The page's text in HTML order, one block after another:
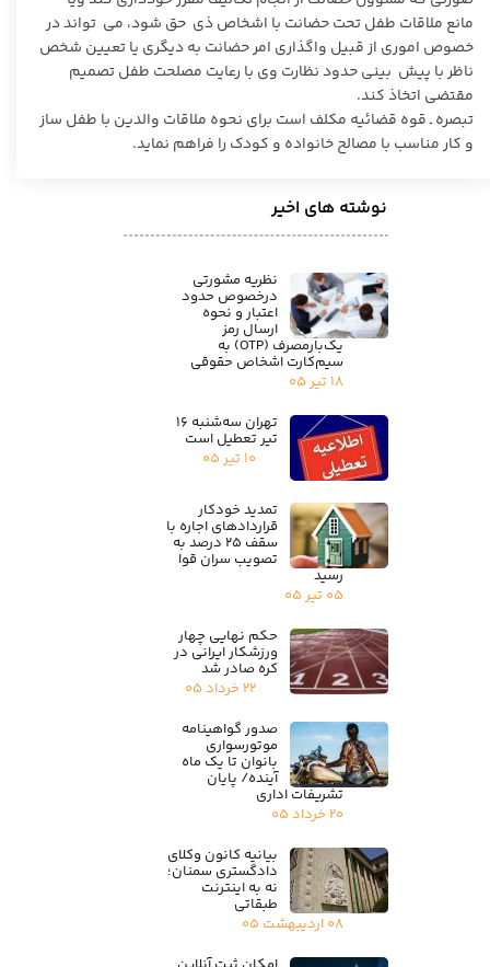
مانع ملاقات طفل تحت حضانت با اشخاص ذی ‌ حق شود، می ‌ تواند در
خصوص اموری از قبیل واگذاری امر حضانت به دیگری یا تعیین شخص
ناظر با پیش ‌ بینی حدود نظارت وی با رعایت مصلحت طفل تصمیم
مقتضی اتخاذ کند.
تبصره ـ قوه قضائیه مکلف است برای نحوه ملاقات والدین با طفل ساز
و کار مناسب با مصالح خانواده و کودک را فراهم نماید.
نوشته های اخیر
نظریه مشورتی
درخصوص حدود
اعتبار و نحوه
ارسال رمز
یک‌بارمصرف (OTP) به
سیم‌کارت اشخاص حقوقی
۱۸ تیر ۰۵
تهران سه‌شنبه ۱۶
تیر تعطیل است
۱۰ تیر ۰۵
تمدید خودکار
قراردادهای اجاره با
سقف ۲۵ درصد به
تصویب سران قوا
رسید
۰۵ تیر ۰۵
حکم نهایی چهار
ورزشکار ایرانی در
کره صادر شد
۲۲ خرداد ۰۵
صدور گواهینامه
موتورسواری
بانوان تا یک ماه
آینده/ پایان
تشریفات اداری
۲۰ خرداد ۰۵
بیانیه کانون وکلای
دادگستری سمنان؛
نه به اینترنت
طبقاتی
۰۸ اردیبهشت ۰۵